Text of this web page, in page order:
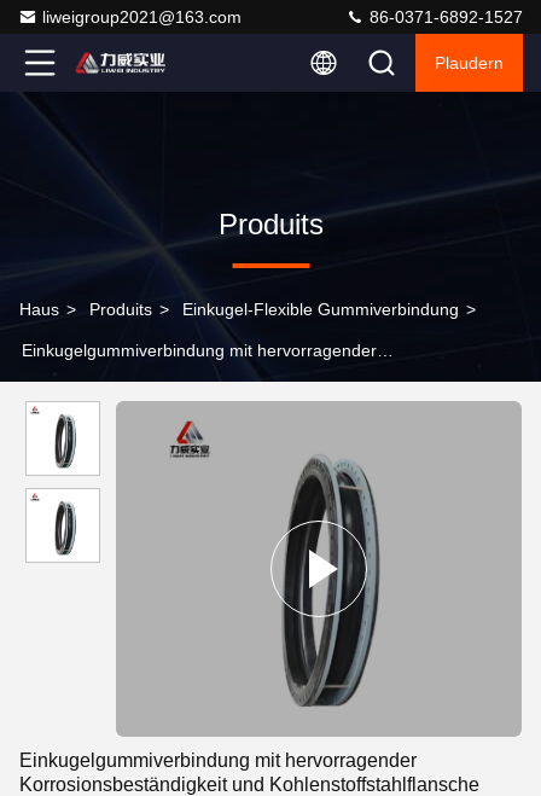
liweigroup2021@163.com 86-0371-6892-1527
Plaudern
Produits
Haus > Produits > Einkugel-Flexible Gummiverbindung >
Einkugelgummiverbindung mit hervorragender
Einkugelgummiverbindung mit hervorragender
Korrosionsbeständigkeit und Kohlenstoffstahlflansche